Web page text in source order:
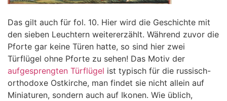
Das gilt auch für fol. 10. Hier wird die Geschichte mit
den sieben Leuchtern weitererzählt. Während zuvor die
Pforte gar keine Türen hatte, so sind hier zwei
Türflügel ohne Pforte zu sehen! Das Motiv der
aufgesprengten Türflügel ist typisch für die russisch-
orthodoxe Ostkirche, man findet sie nicht allein auf
Miniaturen, sondern auch auf Ikonen. Wie üblich,